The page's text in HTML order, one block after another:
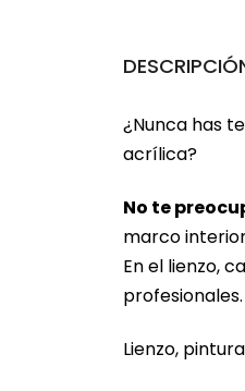
¿Nunca has
acrílica?
No te
marco
En el lienzo,
profesionales.
Lienzo,